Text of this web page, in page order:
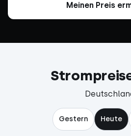
Meinen Preis
Gestern Heute